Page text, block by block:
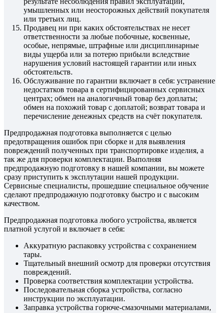
умышленных или неосторожных действий покупателя
или третьих лиц.
Продавец ни при каких обстоятельствах не несет
ответственности за любые побочные, косвенные,
особые, непрямые, штрафные или дисциплинарные
виды ущерба или за потерю прибыли вследствие
нарушения условий настоящей гарантии или иных
обстоятельств.
Обслуживание по гарантии включает в себя: устранение
недостатков товара в сертифицированных сервисных
центрах; обмен на аналогичный товар без доплаты;
обмен на похожий товар с доплатой; возврат товара и
перечисление денежных средств на счёт покупателя.
Предпродажная подготовка выполняется с целью
предотвращения ошибок при сборке и для выявления
повреждений полученных при транспортировке изделия, а
так же для проверки комплектации. Выполняя
предпродажную подготовку в нашей компании, вы можете
сразу приступить к эксплутации нашей продукции.
Сервисные специалисты, прошедшие специальное обучение
сделают предпродажную подготовку быстро и с высоким
качеством.
Предпродажная подготовка любого устройства, является
платной услугой и включает в себя:
Аккуратную распаковку устройства с сохранением
тары.
Тщательный внешний осмотр для проверки отсутствия
повреждений.
Проверка соответствия комплектации устройства.
Последовательная сборка устройства, согласно
инструкции по эксплуатации.
Заправка устройства горюче-смазочными материалами,